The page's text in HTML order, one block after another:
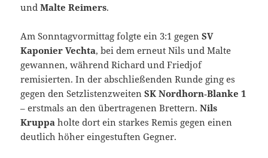
undMalte Reimers.
Am Sonntagvormittag folgte ein 3:1 gegenSV
Kaponier Vechta, bei dem erneut Nils und Malte
gewannen, während Richard und Friedjof
remisierten. In der abschließenden Runde ging es
gegen den SetzlistenzweitenSK Nordhorn‑Blanke 1
– erstmals an den übertragenen Brettern.Nils
Kruppa holte dort ein starkes Remis gegen einen
deutlich höher eingestuften Gegner.